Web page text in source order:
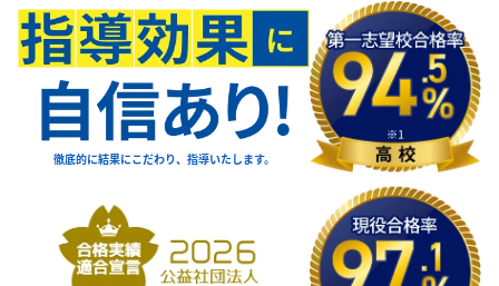
徹底的に結果にこだわり、指導いたします。